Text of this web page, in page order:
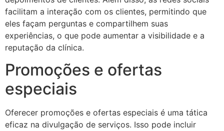
facilitam a interação com os clientes, permitindo que
eles façam perguntas e compartilhem suas
experiências, o que pode aumentar a visibilidade e a
reputação da clínica.
Promoções e ofertas
especiais
Oferecer promoções e ofertas especiais é uma tática
eficaz na divulgação de serviços. Isso pode incluir